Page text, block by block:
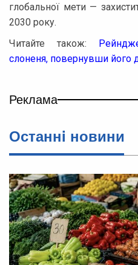
глобальної мети —
2030 року.
Читайте також:
слоненя, повернувши його
Реклама
Останнi новини